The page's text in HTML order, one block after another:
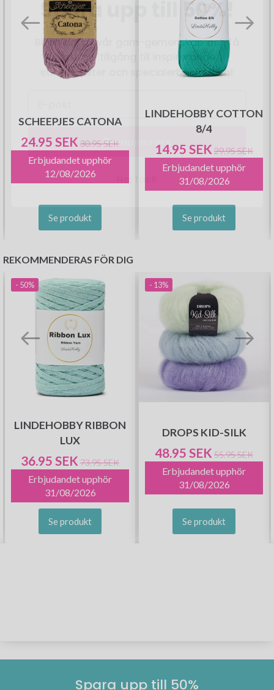
SCHEEPJES CATONA
24.95 SEK 30.95 SEK
Erbjudandet upphör
12/08/2026
Se produkt
LINDEHOBBY COTTON
8/4
14.95 SEK 29.95 SEK
Erbjudandet upphör
31/08/2026
Se produkt
REKOMMENDERAS FÖR DIG
- 50%
LINDEHOBBY RIBBON
LUX
36.95 SEK 73.95 SEK
Erbjudandet upphör
31/08/2026
Se produkt
- 13%
DROPS KID-SILK
48.95 SEK 55.95 SEK
Erbjudandet upphör
31/08/2026
Se produkt
Spara upp till 50%
Bli en del av vår garn-gemenskap och få
exklusiv tillgång till inspirerande
stickmönster och specialerbjudanden!
Prenumerera
Nej tack